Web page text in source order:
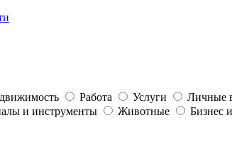
Работа Услуги Личные
и инструменты Животные
Бизнес